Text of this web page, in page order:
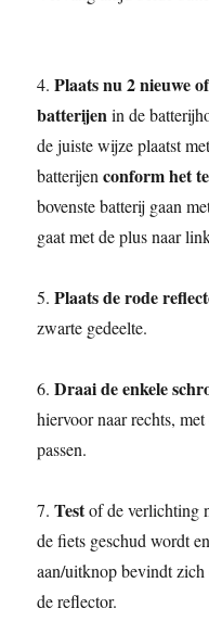
4.Plaats nu 2 nieuwe
batterijenin de
de juiste wijze plaatst
batterijenconform het
bovenste batterij gaan
gaat met de plus naar
5.Plaats de rode
zwarte gedeelte.
6.Draai de enkele
hiervoor naar rechts,
passen.
7.Testof de verlichting
de fiets geschud wordt
aan/uitknop bevindt zich
de reflector.